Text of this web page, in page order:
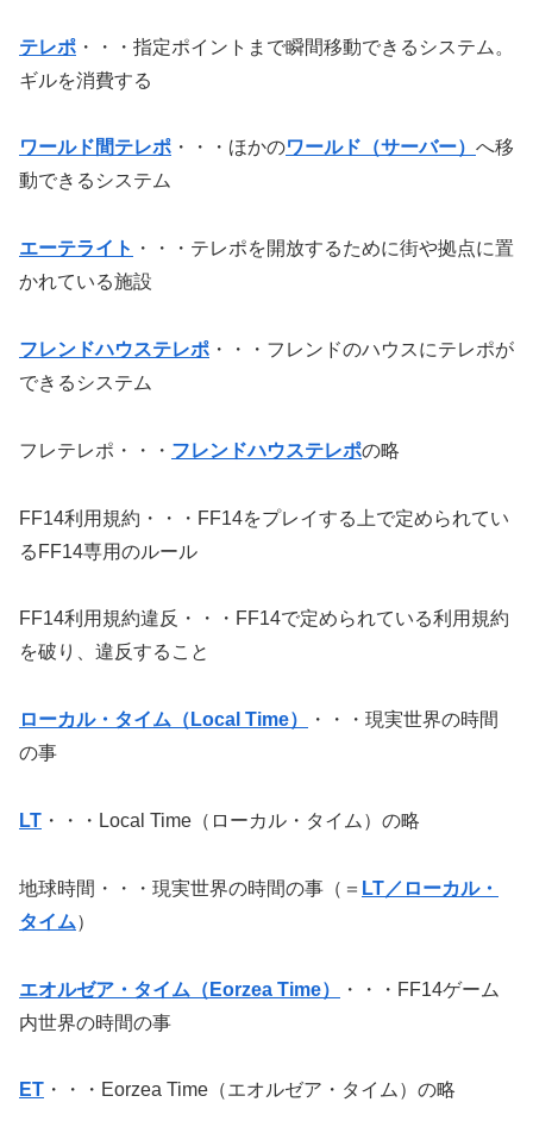
テレポ ・・・指定ポイントまで瞬間移動できるシステム。
ギルを消費する
ワールド間テレポ ・・・ほかのワールド（サーバー） へ移
動できるシステム
エーテライト ・・・テレポを開放するために街や拠点に置
かれている施設
フレンドハウステレポ ・・・フレンドのハウスにテレポが
できるシステム
フレテレポ・・・ フレンドハウステレポの略
FF14利用規約・・・FF14をプレイする上で定められてい
るFF14専用のルール
FF14利用規約違反・・・FF14で定められている利用規約
を破り、違反すること
ローカル・タイム（Local Time）
・・・現実世界の時間
の事
LT ・・・Local Time（ローカル・タイム）の略
地球時間・・・現実世界の時間の事（＝ LT／ローカル・
タイム）
エオルゼア・タイム（Eorzea Time）
・・・FF14ゲーム
内世界の時間の事
ET ・・・Eorzea Time（エオルゼア・タイム）の略